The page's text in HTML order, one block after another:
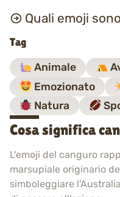
Quali emoji
Tag
Animale
Emozionato
Natura
Cosa significa
L'emoji del canguro
marsupiale originario
simboleggiare